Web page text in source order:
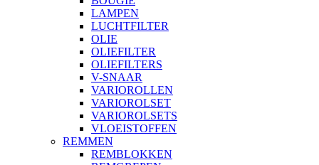
LAMPEN
LUCHTFILTER
OLIE
OLIEFILTER
OLIEFILTERS
V-SNAAR
VARIOROLLEN
VARIOROLSET
VARIOROLSETS
VLOEISTOFFEN
REMMEN
REMBLOKKEN